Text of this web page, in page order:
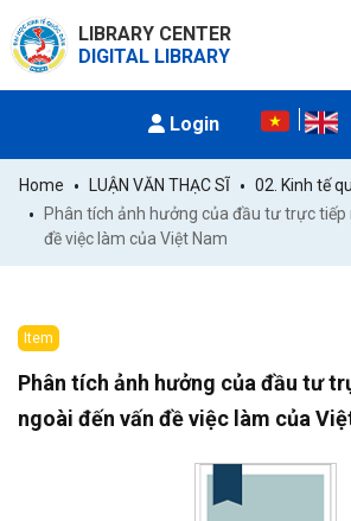
LIBRARY CENTER
DIGITAL LIBRARY
Login
Home LUẬN VĂN THẠC SĨ
02. Kinh tế
Phân tích ảnh hưởng của đầu tư trực tiếp
đề việc làm của Việt Nam
Item
Phân tích ảnh hưởng của đầu tư
ngoài đến vấn đề việc làm của